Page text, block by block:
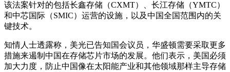
该法案针对的包括长鑫存储（CXMT）、长江存储（YMTC）
和中芯国际（SMIC）运营的设施，以及中国全国范围内的关
键技术。
知情人士透露称，美光已告知国会议员，华盛顿需要采取更多
措施来遏制中国在存储芯片市场的发展。他们表示，美国必须
加大力度，防止中国像在太阳能产业和其他领域那样主导存储